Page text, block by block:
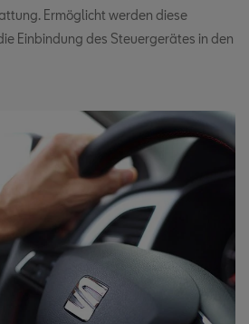
Ermöglicht werden diese
Einbindung des Steuergerätes in den